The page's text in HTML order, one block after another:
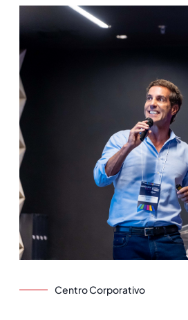
Centro Corporativo